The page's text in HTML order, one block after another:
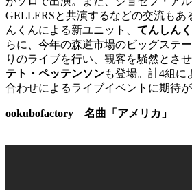
GELLERSと共演するなどの交流もあ
んくんによる新ユニット、 てんしん
らに、今年の森道市場のビッグステ
りのライブを行い、観客を騒然とさ
テト・ペッテンソンも登場。計4組に
合わせによるライブイベントに期待が
ookubofactory 名曲「アメリカ」